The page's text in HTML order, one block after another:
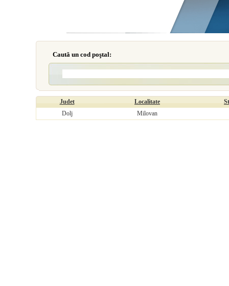
Caută un cod poştal:
Judet Localitate
Dolj
Milovan